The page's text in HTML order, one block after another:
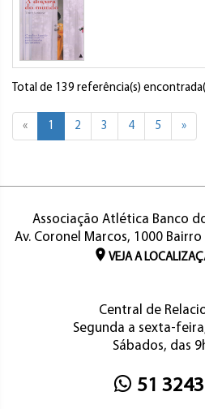
Total de 139 referência(s)
« 1 2 3 4 5 »
Associação Atlética Banco
Av. Coronel Marcos, 1000
VEJA A
Central de
Segunda a sexta-
Sábados, das
51